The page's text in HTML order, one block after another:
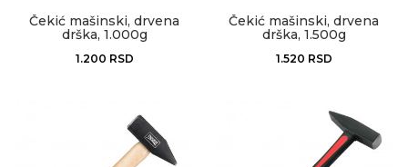
Čekić mašinski, drvena
drška, 1.000g
1.200 RSD
Čekić mašinski, drvena
drška, 1.500g
1.520 RSD